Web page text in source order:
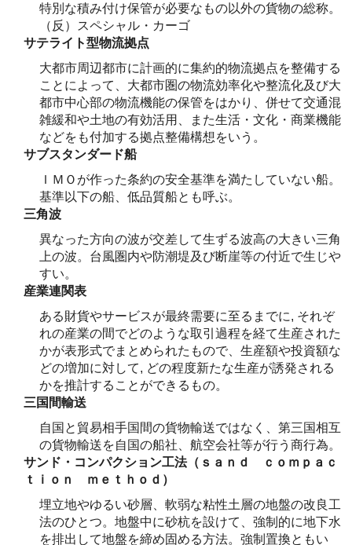
特別な積み付け保管が必要なもの以外の貨物の総称。
（反）スペシャル・カーゴ
サテライト型物流拠点
大都市周辺都市に計画的に集約的物流拠点を整備する
ことによって、大都市圏の物流効率化や整流化及び大
都市中心部の物流機能の保管をはかり、併せて交通混
雑緩和や土地の有効活用、また生活・文化・商業機能
などをも付加する拠点整備構想をいう。
サブスタンダード船
ＩＭＯが作った条約の安全基準を満たしていない船。
基準以下の船、低品質船とも呼ぶ。
三角波
異なった方向の波が交差して生ずる波高の大きい三角
上の波。台風圏内や防潮堤及び断崖等の付近で生じや
すい。
産業連関表
ある財貨やサービスが最終需要に至るまでに, それぞ
れの産業の間でどのような取引過程を経て生産された
かが表形式でまとめられたもので、生産額や投資額な
どの増加に対して, どの程度新たな生産が誘発される
かを推計することができるもの。
三国間輸送
自国と貿易相手国間の貨物輸送ではなく、第三国相互
の貨物輸送を自国の船社、航空会社等が行う商行為。
サンド・コンパクション工法（ｓａｎｄ ｃｏｍｐａｃ
ｔｉｏｎ ｍｅｔｈｏｄ）
埋立地やゆるい砂層、軟弱な粘性土層の地盤の改良工
法のひとつ。地盤中に砂杭を設けて、強制的に地下水
を排出して地盤を締め固める方法。強制置換ともい